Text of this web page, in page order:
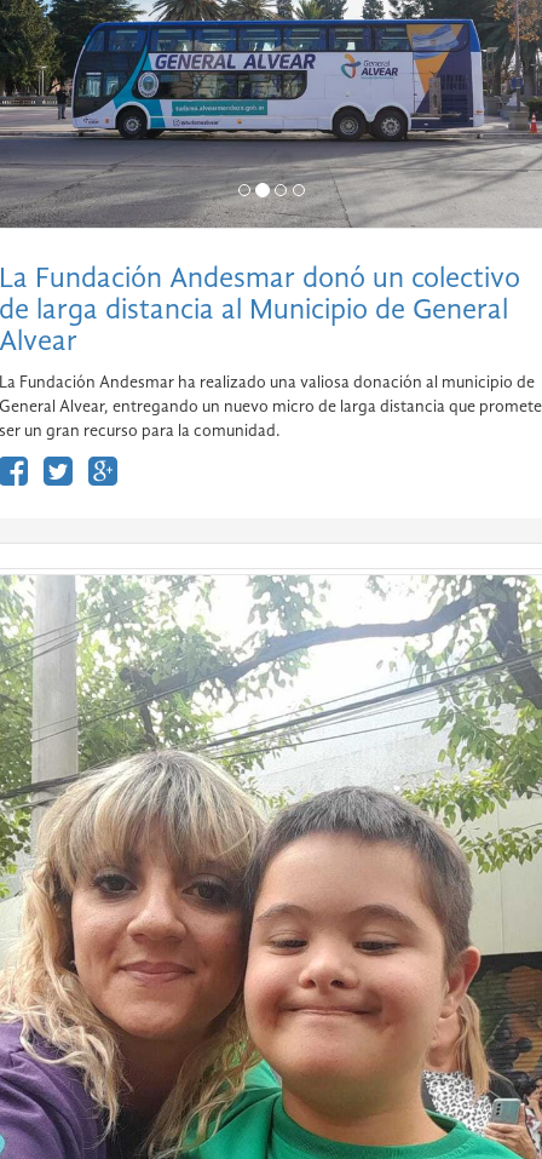
La Fundación Andesmar donó un colectivo
de larga distancia al Municipio de General
Alvear
La Fundación Andesmar ha realizado una valiosa donación al municipio de
General Alvear, entregando un nuevo micro de larga distancia que promete
ser un gran recurso para la comunidad.